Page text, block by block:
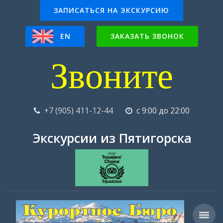
ЗАПИСАТЬСЯ НА ЭКСКУРСИЮ
EN ЗАКАЗАТЬ ЗВОНОК
Звоните
+7 (905) 411-12-44 с 9:00 до 22:00
Экскурсии из Пятигорска